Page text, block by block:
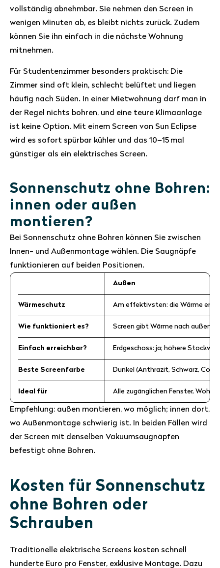
vollständig abnehmbar. Sie nehmen den Screen in
wenigen Minuten ab, es bleibt nichts zurück. Zudem
können Sie ihn einfach in die nächste Wohnung
mitnehmen.
Für Studentenzimmer besonders praktisch: Die
Zimmer sind oft klein, schlecht belüftet und liegen
häufig nach Süden. In einer Mietwohnung darf man in
der Regel nichts bohren, und eine teure Klimaanlage
ist keine Option. Mit einem Screen von Sun Eclipse
wird es sofort spürbar kühler und das 10–15 mal
günstiger als ein elektrisches Screen.
Sonnenschutz ohne Bohren:
innen oder außen
montieren?
Bei Sonnenschutz ohne Bohren können Sie zwischen
Innen- und Außenmontage wählen. Die Saugnäpfe
funktionieren auf beiden Positionen.
Außen
Wärmeschutz Am effektivsten: die Wärme
Wie funktioniert es? Screen gibt Wärme nach außen
Einfach erreichbar? Erdgeschoss: ja; höhere
Beste Screenfarbe Dunkel (Anthrazit, Schwarz,
Ideal für Alle zugänglichen Fenster,
Empfehlung: außen montieren, wo möglich; innen dort,
wo Außenmontage schwierig ist. In beiden Fällen wird
der Screen mit denselben Vakuumsaugnäpfen
befestigt ohne Bohren.
Kosten für Sonnenschutz
ohne Bohren oder
Schrauben
Traditionelle elektrische Screens kosten schnell
hunderte Euro pro Fenster, exklusive Montage. Dazu